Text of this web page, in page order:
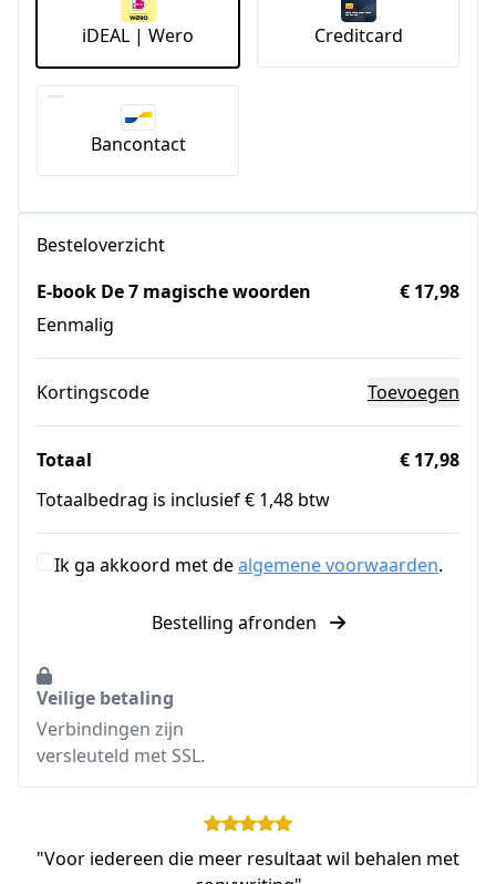
iDEAL | Wero Creditcard
Bancontact
Besteloverzicht
E-book De 7 magische woorden
Eenmalig
€ 17,98
Kortingscode Toevoegen
Totaal
€ 17,98
Totaalbedrag is inclusief € 1,48 btw
Ik ga akkoord met dealgemene voorwaarden.
Bestelling afronden
Veilige betaling
Verbindingen zijn
versleuteld met SSL.
"Voor iedereen die meer resultaat wil behalen met